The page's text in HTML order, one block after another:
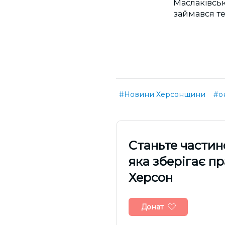
займався
#Новини Херсонщини
Cтаньте
яка зберігає
Херсон
Донат